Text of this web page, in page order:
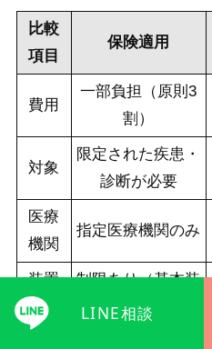
比較
項目
保険適用
費用
一部負担（原則3
割）
対象
限定された疾患・
診断が必要
医療
機関
指定医療機関のみ
装置
選択
制限あり（基本装
置）
LINE相談